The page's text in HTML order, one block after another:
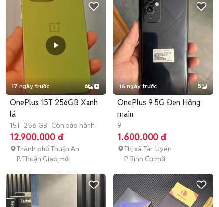
17 ngày trước 6
OnePlus 15T 256GB Xanh
lá
15T 256 GB Còn bảo hành
12.900.000 đ
Thành phố Thuận An
P. Thuận Giao mới
16 ngày trước 5
OnePlus 9 5G Đen Hỏng
main
9
1.600.000 đ
Thị xã Tân Uyên
P. Bình Cơ mới